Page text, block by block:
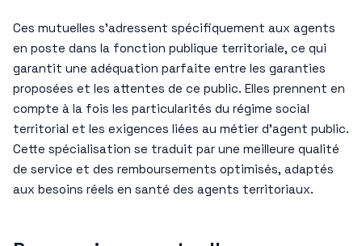
Ces mutuelles s’adressent spécifiquement aux agents
en poste dans la fonction publique territoriale, ce qui
garantit une adéquation parfaite entre les garanties
proposées et les attentes de ce public. Elles prennent en
compte à la fois les particularités du régime social
territorial et les exigences liées au métier d’agent public.
Cette spécialisation se traduit par une meilleure qualité
de service et des remboursements optimisés, adaptés
aux besoins réels en santé des agents territoriaux.